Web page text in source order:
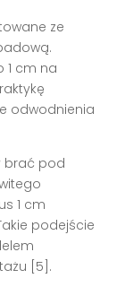
ze
1 cm na
odwodnienia
brać pod
1 cm
podejście
[5].